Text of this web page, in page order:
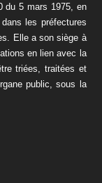
du 5 mars 1975, en
les préfectures
Elle a son siège à
en lien avec la
triées, traitées et
public, sous la